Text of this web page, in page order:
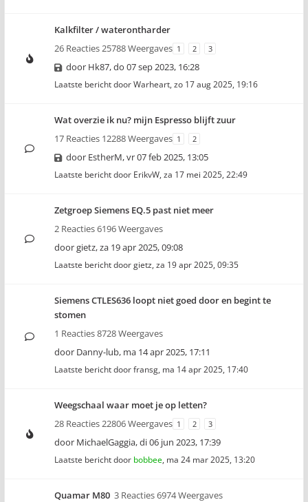
Kalkfilter / waterontharder
26 Reacties 25788 Weergaves 1 2 3
door Hk87,do 07 sep 2023, 16:28
Laatste bericht doorWarheart, zo 17 aug 2025, 19:16
Wat overzie ik nu? mijn Espresso blijft zuur
17 Reacties 12288 Weergaves 1 2
door EstherM,vr 07 feb 2025, 13:05
Laatste bericht door ErikvW, za 17 mei 2025, 22:49
Zetgroep Siemens EQ.5 past niet meer
2 Reacties 6196 Weergaves
doorgietz,za 19 apr 2025, 09:08
Laatste bericht doorgietz, za 19 apr 2025, 09:35
Siemens CTLES636 loopt niet goed door en begint te
stomen
1 Reacties 8728 Weergaves
door Danny-lub, ma 14 apr 2025, 17:11
Laatste bericht doorfransg, ma 14 apr 2025, 17:40
Weegschaal waar moet je op letten?
28 Reacties 22806 Weergaves 1 2 3
door MichaelGaggia,di 06 jun 2023, 17:39
Laatste bericht door bobbee, ma 24 mar 2025, 13:20
Quamar M80 3 Reacties 6974 Weergaves